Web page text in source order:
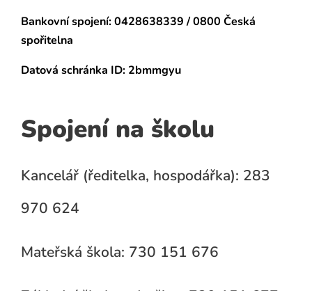
Bankovní spojení:0428638339 / 0800 Česká
spořitelna
Datová schránka ID: 2bmmgyu
Spojení na školu
Kancelář (ředitelka, hospodářka): 283
970 624
Mateřská škola: 730 151 676